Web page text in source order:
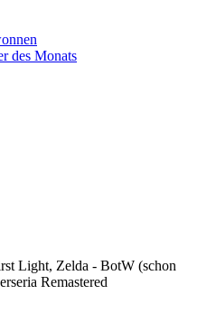
Light, Zelda - BotW (schon
Remastered